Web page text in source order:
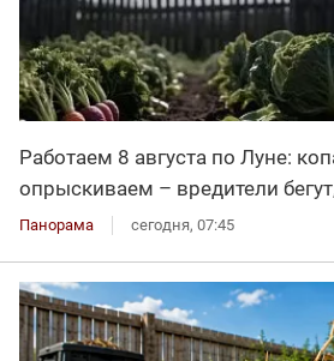
Работаем 8 августа по Луне:
опрыскиваем – вредители
Панорама сегодня, 07:45